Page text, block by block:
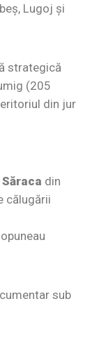
Lugoj şi
strategică
(205
din jur
din
călugării
sub